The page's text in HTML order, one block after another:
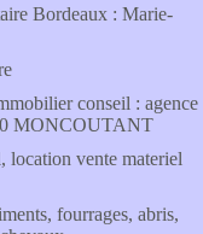
Bordeaux : Marie-
conseil : agence
MONCOUTANT
location vente materiel
fourrages, abris,